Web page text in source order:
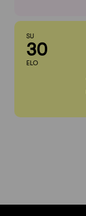
SU
30
ELO